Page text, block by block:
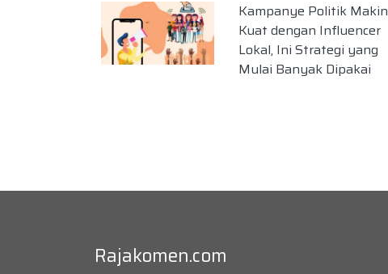
Kampanye Politik Makin
Kuat dengan Influencer
Lokal, Ini Strategi yang
Mulai Banyak Dipakai
Rajakomen.com